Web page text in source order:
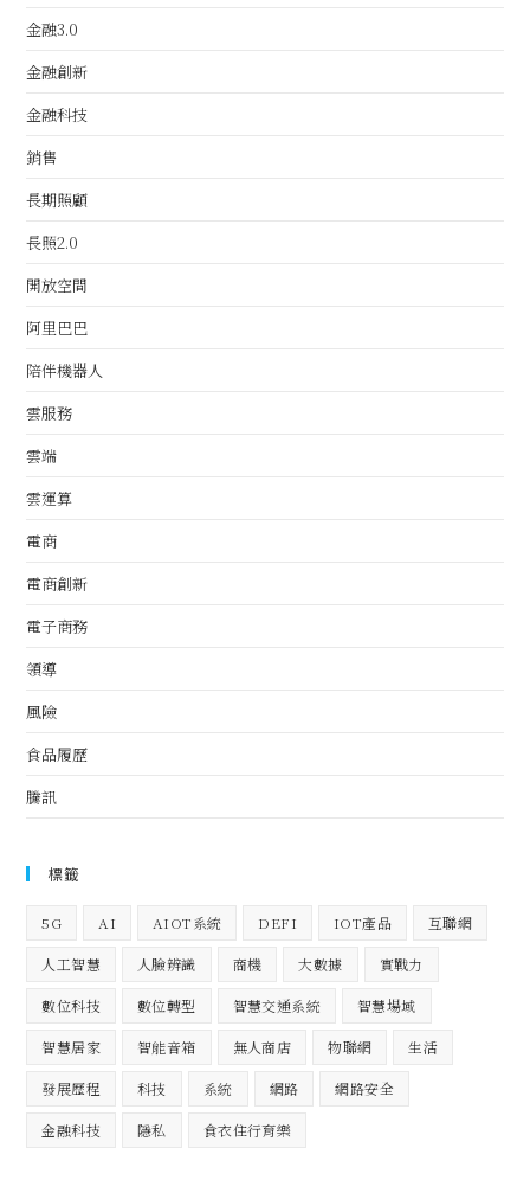
金融3.0
金融創新
金融科技
銷售
長期照顧
長照2.0
開放空間
阿里巴巴
陪伴機器人
雲服務
雲端
雲運算
電商
電商創新
電子商務
領導
風險
食品履歷
騰訊
標籤
5G AI AIOT系統 DEFI IOT產品 互聯網
人工智慧 人臉辨識 商機 大數據 實戰力
數位科技 數位轉型 智慧交通系統 智慧場域
智慧居家 智能音箱 無人商店 物聯網 生活
發展歷程 科技 系統 網路 網路安全
金融科技 隱私 食衣住行育樂